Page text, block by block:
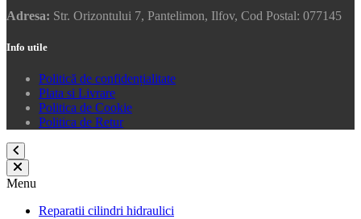
Adresa: Str. Orizontului 7, Pantelimon, Ilfov, Cod Postal: 077145
Info utile
Politică de confidențialitate
Plata si Livrare
Politica de Cookie
Politica de Retur
Menu
Reparatii cilindri hidraulici